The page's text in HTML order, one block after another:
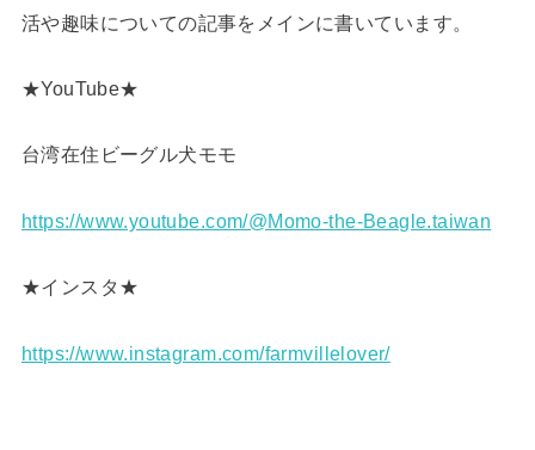
活や趣味についての記事をメインに書いています。
★YouTube★
台湾在住ビーグル犬モモ
https://www.youtube.com/@Momo-the-Beagle.taiwan
★インスタ★
https://www.instagram.com/farmvillelover/